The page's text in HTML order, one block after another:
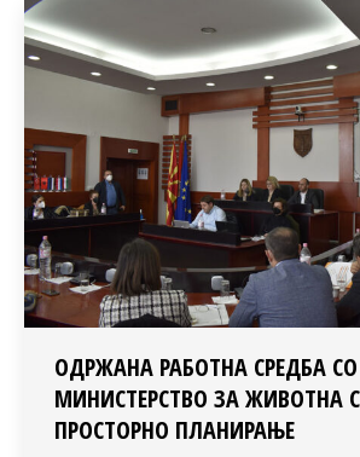
ОДРЖАНА РАБОТНА СРЕДБА СО
МИНИСТЕРСТВО ЗА ЖИВОТНА
ПРОСТОРНО ПЛАНИРАЊЕ